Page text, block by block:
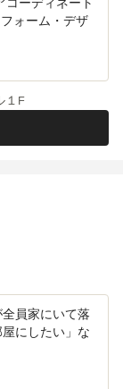
コーディネート
ォーム・デザ
１F
員家にいて落
にしたい」な